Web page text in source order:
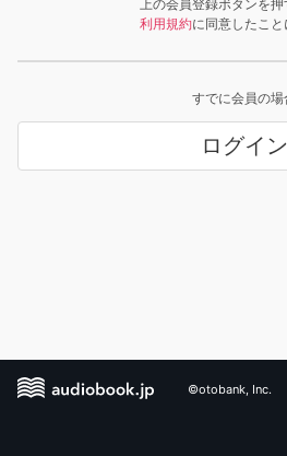
上の会員登録ボタンを押
利用規約に同意したこ
すでに会員の場
ログイン
©otobank, Inc.